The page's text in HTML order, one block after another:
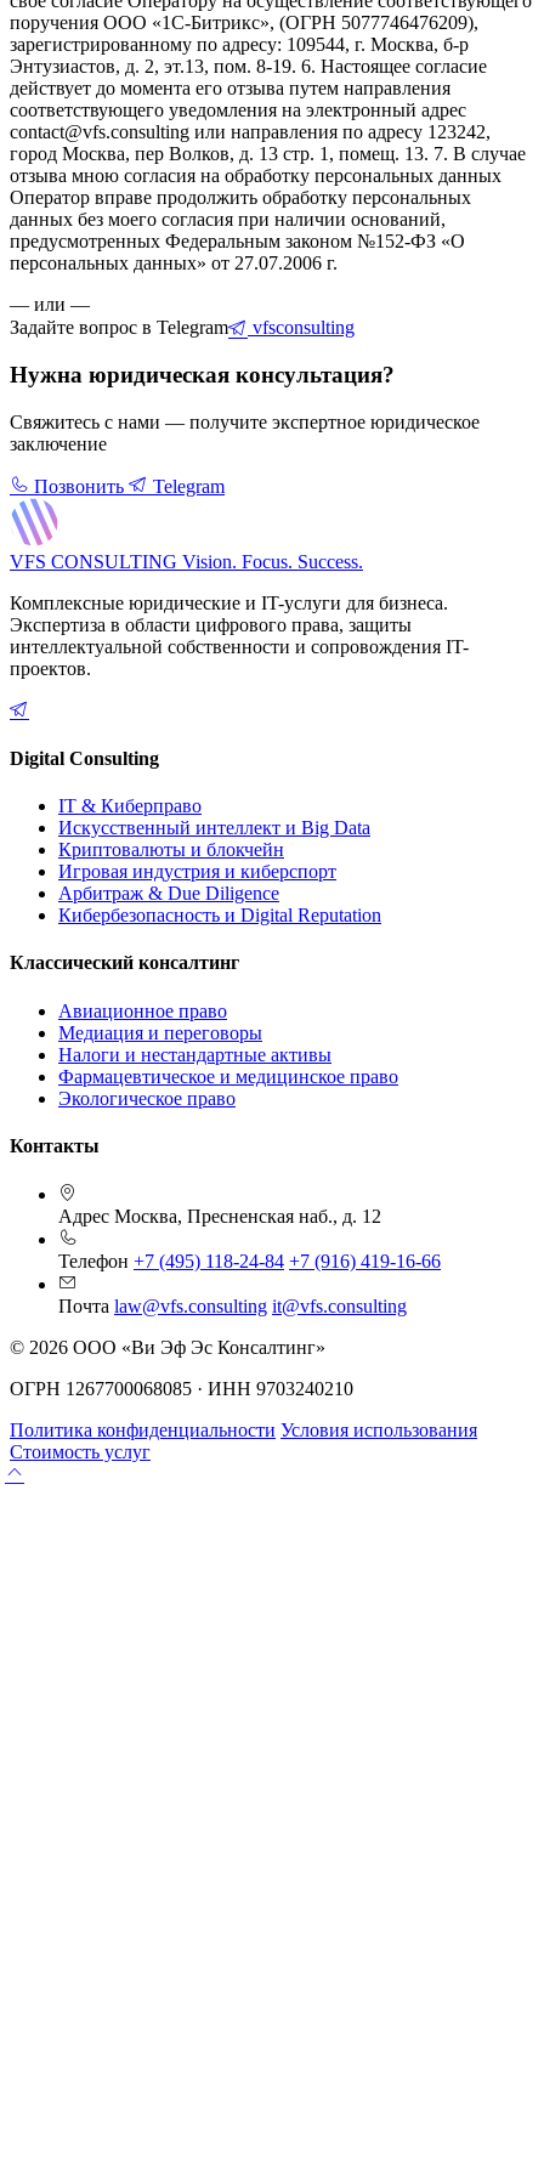
поручения ООО «1С-Битрикс», (ОГРН 5077746476209),
зарегистрированному по адресу: 109544, г. Москва, б-р
Энтузиастов, д. 2, эт.13, пом. 8-19. 6. Настоящее согласие
действует до момента его отзыва путем направления
соответствующего уведомления на электронный адрес
contact@vfs.consulting или направления по адресу 123242,
город Москва, пер Волков, д. 13 стр. 1, помещ. 13. 7. В случае
отзыва мною согласия на обработку персональных данных
Оператор вправе продолжить обработку персональных
данных без моего согласия при наличии оснований,
предусмотренных Федеральным законом №152-ФЗ «О
персональных данных» от 27.07.2006 г.
— или —
Задайте вопрос в Telegram
vfsconsulting
Нужна юридическая консультация?
Свяжитесь с нами — получите экспертное юридическое
заключение
Позвонить Telegram
VFS CONSULTING Vision. Focus. Success.
Комплексные юридические и IT-услуги для бизнеса.
Экспертиза в области цифрового права, защиты
интеллектуальной собственности и сопровождения IT-
проектов.
Digital Consulting
IT & Киберправо
Искусственный интеллект и Big Data
Криптовалюты и блокчейн
Игровая индустрия и киберспорт
Арбитраж & Due Diligence
Кибербезопасность и Digital Reputation
Классический консалтинг
Авиационное право
Медиация и переговоры
Налоги и нестандартные активы
Фармацевтическое и медицинское право
Экологическое право
Контакты
Адрес Москва, Пресненская наб., д. 12
Телефон +7 (495) 118-24-84 +7 (916) 419-16-66
Почта law@vfs.consulting it@vfs.consulting
© 2026 ООО «Ви Эф Эс Консалтинг»
ОГРН 1267700068085 · ИНН 9703240210
Политика конфиденциальности Условия использования
Стоимость услуг